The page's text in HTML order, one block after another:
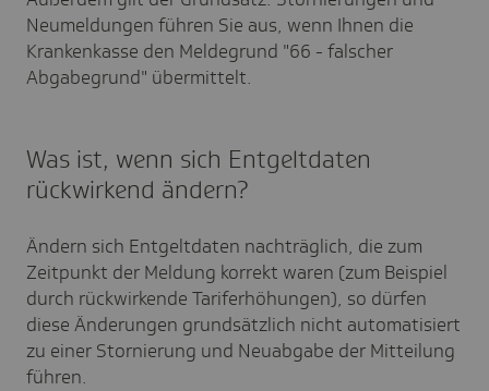
Neumeldungen führen Sie aus, wenn Ihnen die
Krankenkasse den Meldegrund "66 - falscher
Abgabegrund" übermittelt.
Was ist, wenn sich Entgeltdaten
rückwirkend ändern?
Ändern sich Entgeltdaten nachträglich, die zum
Zeitpunkt der Meldung korrekt waren (zum Beispiel
durch rückwirkende Tariferhöhungen), so dürfen
diese Änderungen grundsätzlich nicht automatisiert
zu einer Stornierung und Neuabgabe der Mitteilung
führen.